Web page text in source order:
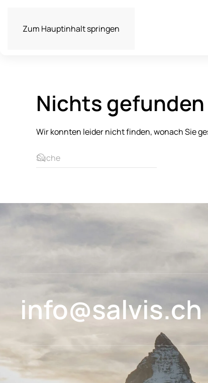
Zum Hauptinhalt springen
Nichts gefunden
Wir konnten leider nicht finden, wonach Sie
info@salvis.ch